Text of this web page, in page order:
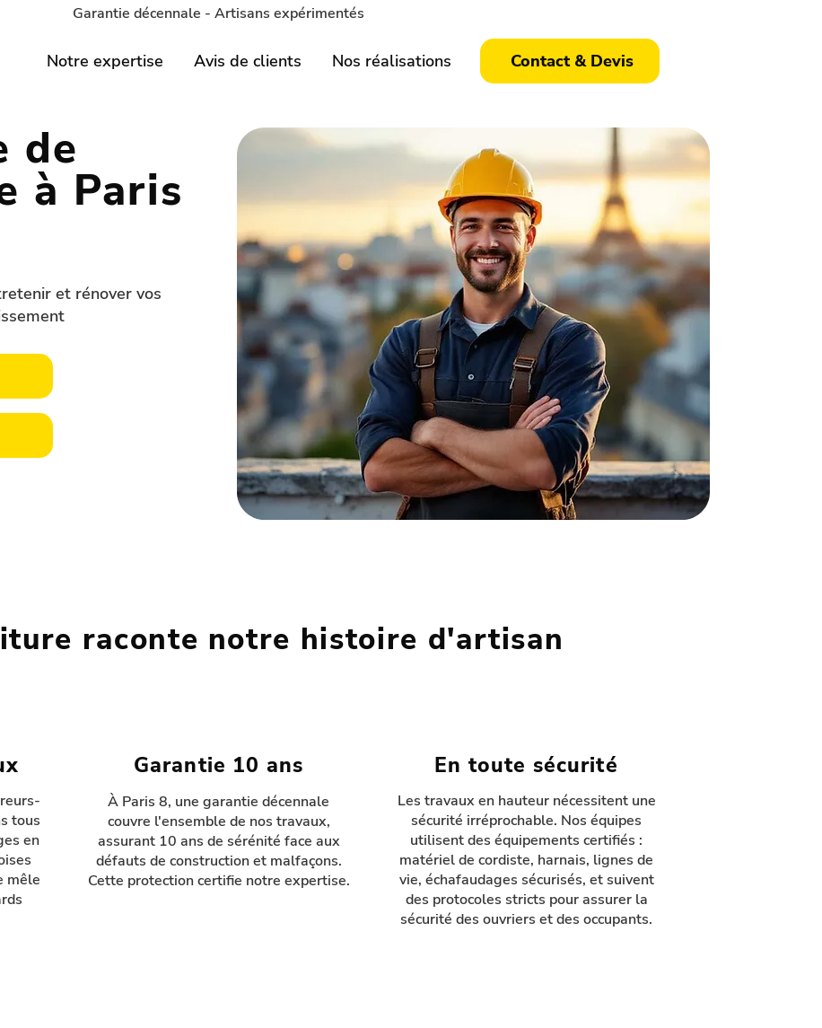
Garantie décennale - Artisans expérimentés
Notre expertise Avis de clients Nos réalisations Contact & Devis
de
à Paris
et rénover vos
raconte notre histoire d'artisan
tous
en
mêle
Garantie 10 ans
À Paris 8, une garantie décennale
couvre l'ensemble de nos travaux,
assurant 10 ans de sérénité face aux
défauts de construction et malfaçons.
Cette protection certifie notre expertise.
En toute sécurité
Les travaux en hauteur nécessitent une
sécurité irréprochable. Nos équipes
utilisent des équipements certifiés :
matériel de cordiste, harnais, lignes de
vie, échafaudages sécurisés, et suivent
des protocoles stricts pour assurer la
sécurité des ouvriers et des occupants.